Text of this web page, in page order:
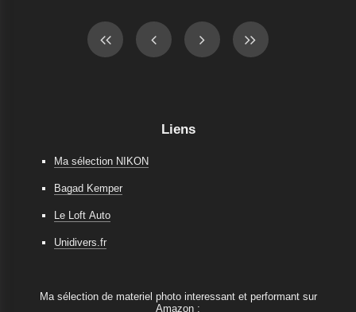
Liens
Ma sélection NIKON
Bagad Kemper
Le Loft Auto
Unidivers.fr
Ma sélection de materiel photo interessant et performant sur
Amazon :